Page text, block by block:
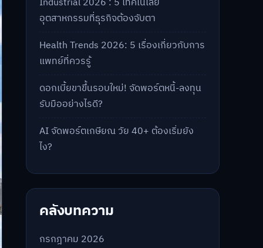
อุตสาหกรรมที่ธุรกิจต้องจับตา
Health Trends 2026: 5 เรื่องเกี่ยวกับการ
แพทย์ที่ควรรู้
ดอกเบี้ยขาขึ้นรอบใหม่! จัดพอร์ตหนี้-ลงทุน
รับมืออย่างไรดี?
AI จัดพอร์ตเกษียณ วัย 40+ ต้องเริ่มยัง
ไง?
คลังบทความ
กรกฎาคม 2026